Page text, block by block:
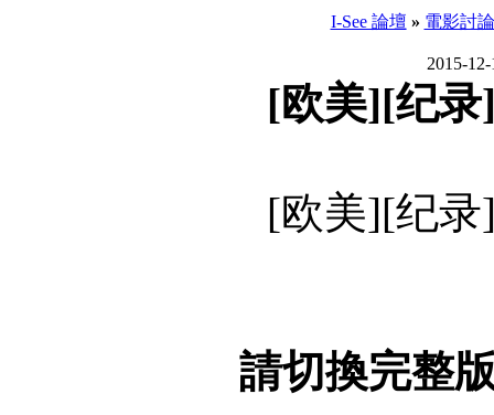
I-See 論壇 » 電影討
2015-
[欧美][纪
[欧美][纪
請切換完整